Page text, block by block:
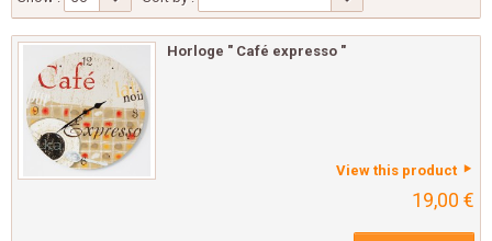
Horloge " Café expresso "
View this product
19,00 €